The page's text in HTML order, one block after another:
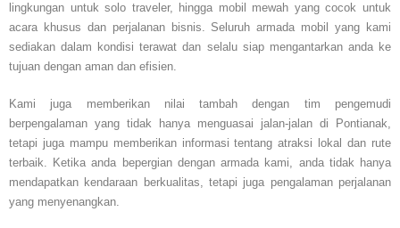
lingkungan untuk solo traveler, hingga mobil mewah yang cocok untuk
acara khusus dan perjalanan bisnis. Seluruh armada mobil yang kami
sediakan dalam kondisi terawat dan selalu siap mengantarkan anda ke
tujuan dengan aman dan efisien.
Kami juga memberikan nilai tambah dengan tim pengemudi
berpengalaman yang tidak hanya menguasai jalan-jalan di Pontianak,
tetapi juga mampu memberikan informasi tentang atraksi lokal dan rute
terbaik. Ketika anda bepergian dengan armada kami, anda tidak hanya
mendapatkan kendaraan berkualitas, tetapi juga pengalaman perjalanan
yang menyenangkan.